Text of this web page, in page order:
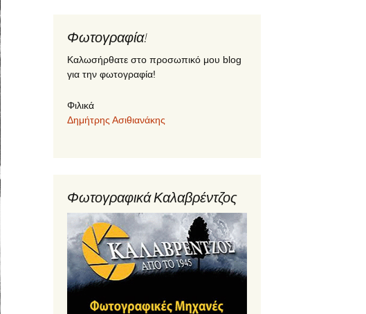
Φωτογραφία!
Καλωσήρθατε στο προσωπικό μου blog
για την φωτογραφία!
Φιλικά
Δημήτρης Ασιθιανάκης
Φωτογραφικά Καλαβρέντζος